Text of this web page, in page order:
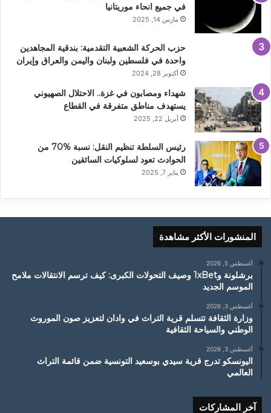
في جميع انحاء موريتانيا
مارس 14, 2025
حزب الحركة الشعبية التقدمية: بندقية المجاهدين
واحدة في فلسطين ولبنان واليمن والعراق وإيران
أكتوبر 28, 2024
شهداء ومصابون في غزة.. الاحتلال الصهيوني
يستهدف مناطق متفرقة في القطاع
أبريل 22, 2025
رئيس السلطة تنظيم النقل: نسبة 70‎%‎ من
الحوادث تعود لسلوكيات السائقين
يناير 7, 2025
المنشورات الأكثر مشاهدة
أغسطس 5, 2026
برشلونة و1xBet وصيف التحولات الكبرى: كيف ترسم الانتقالات ملامح
الموسم الجديد
أغسطس 3, 2026
وزارة الثقافة تتسلم قرية التراث في وادان لتعزيز صون الموروث
الوطني والسياحة الثقافية
أغسطس 3, 2026
اليونسكو تدرج قرية سيدي بوسعيد التونسية ضمن قائمة التراث
العالمي
آخر المشاركات